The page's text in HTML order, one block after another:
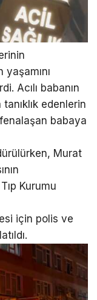
Acılı babanın
edenlerin
babaya
Murat
Kurumu
için polis ve